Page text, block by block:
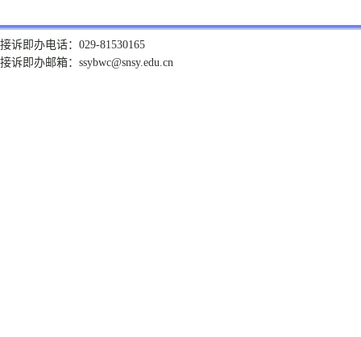
接诉即办电话：029-81530165
接诉即办邮箱：ssybwc@snsy.edu.cn